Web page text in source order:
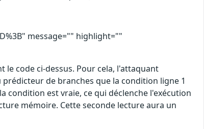
message="" highlight=""
code ci-dessus. Pour cela, l'attaquant
de branches que la condition ligne 1
condition est vraie, ce qui déclenche l'exécution
mémoire. Cette seconde lecture aura un